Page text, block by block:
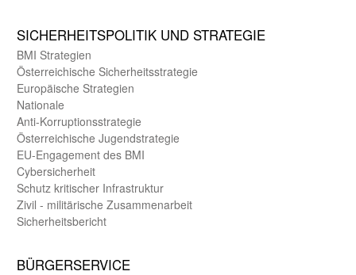
SICHER­HEITS­POLITIK UND STRATEGIE
BMI Strategien
Öster­reichische Sicherheits­strategie
Europäische Strategien
Nationale
Anti-Korruptions­strategie
Öster­reichische Jugend­strategie
EU-Engagement des BMI
Cybersicherheit
Schutz kritischer Infra­struktur
Zivil - militärische Zusammen­arbeit
Sicherheits­bericht
BÜRGER­SERVICE